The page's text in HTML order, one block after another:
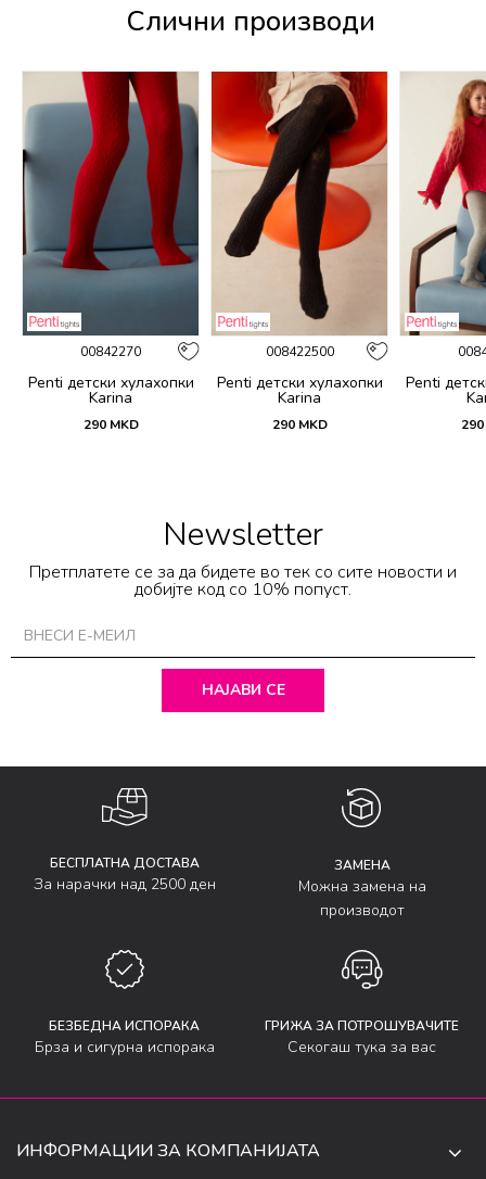
Слични производи
00842270
Penti детски хулахопки
Karina
290 MKD
008422500
Penti детски хулахопки
Karina
290 MKD
Penti
290
Newsletter
Претплатете се за да бидете во тек со сите новости и
добијте код со 10% попуст.
НАЈАВИ СЕ
БЕСПЛАТНА ДОСТАВА
За нарачки над 2500 ден
ЗАМЕНА
Можна замена на
производот
БЕЗБЕДНА ИСПОРАКА
Брза и сигурна испорака
ГРИЖА ЗА ПОТРОШУВАЧИТЕ
Секогаш тука за вас
ИНФОРМАЦИИ ЗА КОМПАНИЈАТА